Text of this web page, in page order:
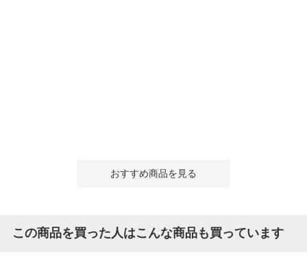
おすすめ商品を見る
この商品を買った人はこんな商品も買っています